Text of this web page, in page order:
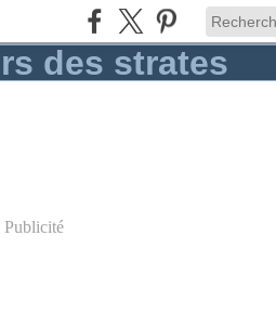
Publicité